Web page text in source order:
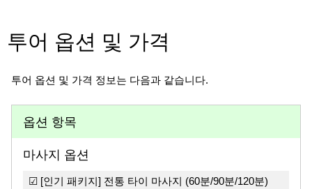
투어 옵션 및 가격
투어 옵션 및 가격 정보는 다음과 같습니다.
옵션 항목
마사지 옵션
☑ [인기 패키지] 전통 타이 마사지 (60분/90분/120분)